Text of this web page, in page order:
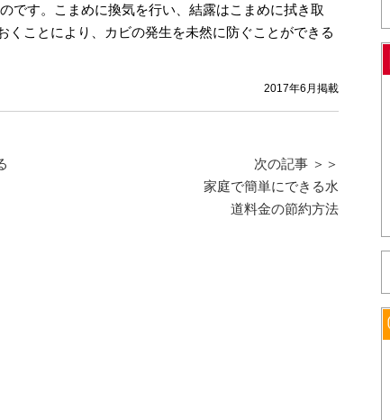
す。こまめに換気を行い、結露はこまめに拭き取
くことにより、カビの発生を未然に防ぐことができる
2017年6月掲載
次の記事 ＞＞
家庭で簡単にできる水
道料金の節約方法